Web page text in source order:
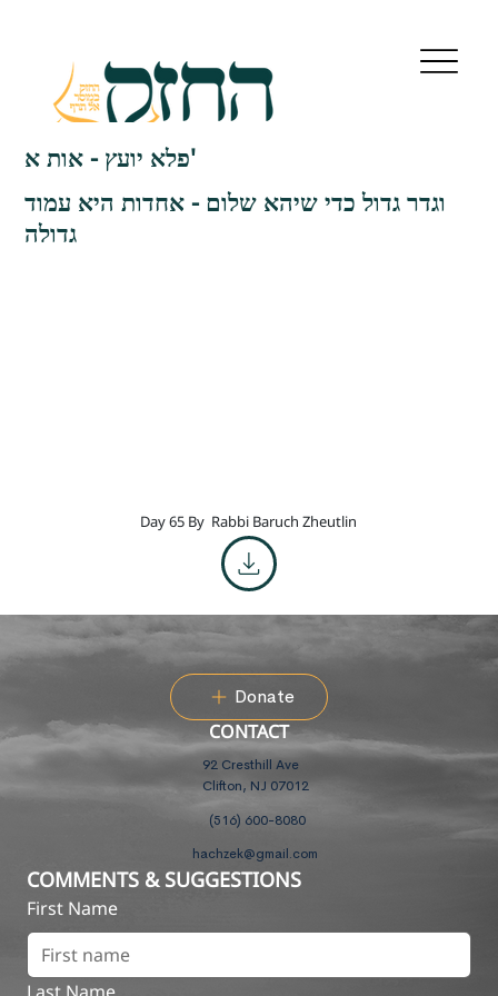
פלא יועץ - אות א'
וגדר גדול כדי שיהא שלום - אחדות היא עמוד
גדולה
Day 65 By Rabbi Baruch Zheutlin
Donate
CONTACT
92 Cresthill Ave
Clifton, NJ 07012
(516) 600-8080
hachzek@gmail.com
COMMENTS & SUGGESTIONS
First Name